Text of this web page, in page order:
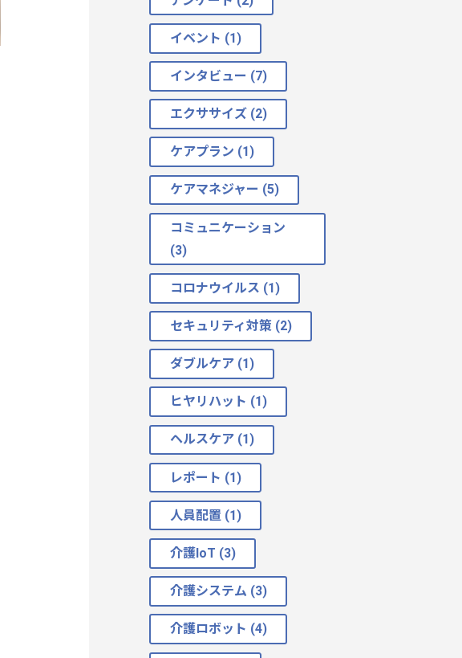
イベント (1)
インタビュー (7)
エクササイズ (2)
ケアプラン (1)
ケアマネジャー (5)
コミュニケーション
(3)
コロナウイルス (1)
セキュリティ対策 (2)
ダブルケア (1)
ヒヤリハット (1)
ヘルスケア (1)
レポート (1)
人員配置 (1)
介護IoT (3)
介護システム (3)
介護ロボット (4)